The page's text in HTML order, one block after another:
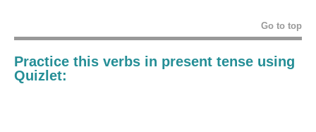
Go to top
Practice this verbs in present tense using
Quizlet: